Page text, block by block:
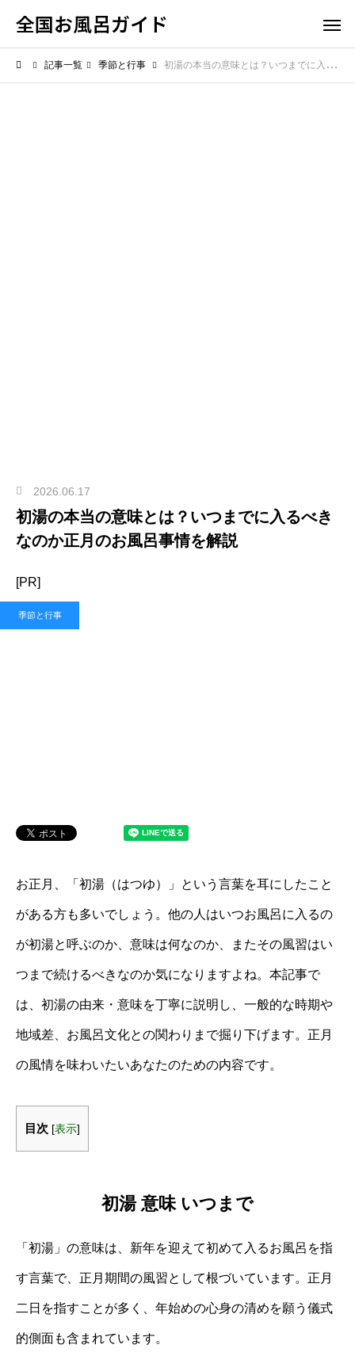
全国お風呂ガイド
記事一覧 季節と行事 初湯の本当の意味とは？いつまでに入るべきなのか正月のお風呂事情を解説
2026.06.17
初湯の本当の意味とは？いつまでに入るべき
なのか正月のお風呂事情を解説
[PR]
季節と行事
お正月、「初湯（はつゆ）」という言葉を耳にしたこと
がある方も多いでしょう。他の人はいつお風呂に入るの
が初湯と呼ぶのか、意味は何なのか、またその風習はい
つまで続けるべきなのか気になりますよね。本記事で
は、初湯の由来・意味を丁寧に説明し、一般的な時期や
地域差、お風呂文化との関わりまで掘り下げます。正月
の風情を味わいたいあなたのための内容です。
目次 [表示]
初湯 意味 いつまで
「初湯」の意味は、新年を迎えて初めて入るお風呂を指
す言葉で、正月期間の風習として根づいています。正月
二日を指すことが多く、年始めの心身の清めを願う儀式
的側面も含まれています。